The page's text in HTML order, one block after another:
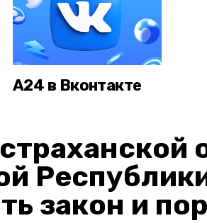
А24 в Вконтакте
закон и